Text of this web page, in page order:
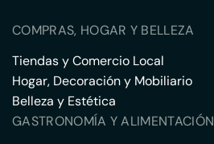
COMPRAS, HOGAR Y BELLEZA
Tiendas y Comercio Local
Hogar, Decoración y Mobiliario
Belleza y Estética
GASTRONOMÍA Y ALIMENTACIÓN